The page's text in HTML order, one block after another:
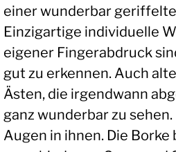
einer wunderbar
Einzigartige individuelle
eigener Fingerabdruck
gut zu erkennen. Auch
Ästen, die irgendwann
ganz wunderbar zu
Augen in ihnen. Die Borke